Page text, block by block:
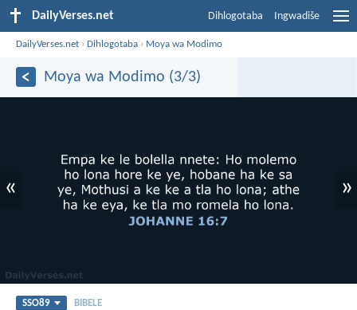
DailyVerses.net Dihlogotaba Ingwadiše
DailyVerses.net ›Dihlogotaba › Moya wa Modimo
Moya wa Modimo (3/3)
« »
SSO89 BIBELE